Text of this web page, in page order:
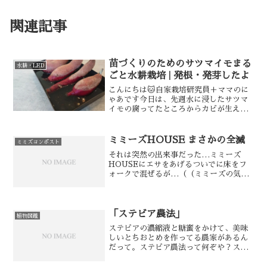
関連記事
水耕・LED
苗づくりのためのサツマイモまる
ごと水耕栽培 | 発根・発芽したよ
こんにちは🐱自家栽培研究員＋ママのに
ゃあです今日は、先週水に浸したサツマ
イモの腐ってたところからカビが生えて
ツマイモたち去年収穫したサツマイモ。
ミミズコンポスト ミミーズHOUSE まさかの全滅
それは突然の出来事だった…ミミーズ
HOUSEにエサをあげるついでに床をフ
ォークで混ぜるが…（（ミミーズの気配
入れ始めたマッサージ屋...
植物図鑑 「ステビア農法」
ステビアの濃縮液と糖蜜をかけて、美味
しいとちおとめを作ってる農家があるん
だって。ステビア農法って何ぞや？ステ